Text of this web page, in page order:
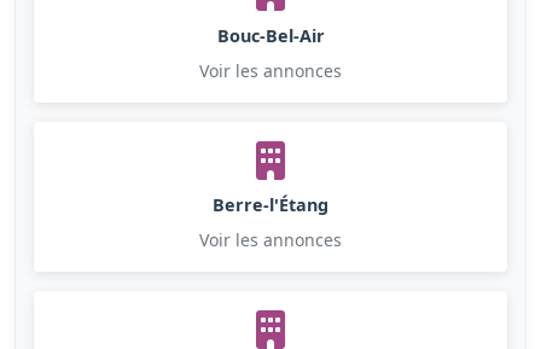
Bouc-Bel-Air
Voir les annonces
Berre-l'Étang
Voir les annonces